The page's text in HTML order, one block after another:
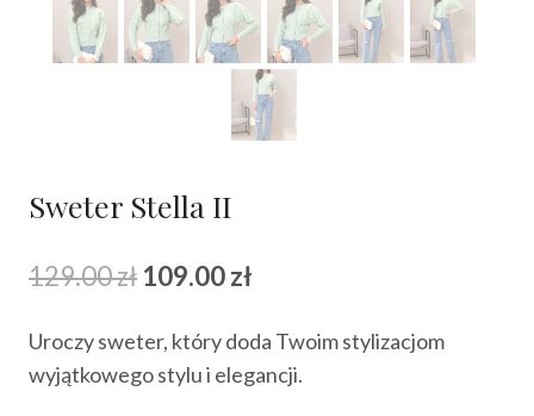
Sweter Stella II
129.00zł Pierwotna
wynosiła:
109.00zł
wynosi:
Uroczy sweter, który doda Twoim stylizacjom
wyjątkowego stylu i elegancji.